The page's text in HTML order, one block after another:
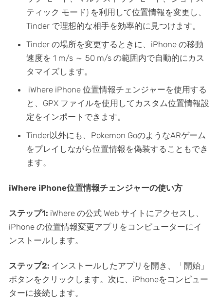
ティック モード) を利用して位置情報を変更し、
Tinder で理想的な相手を効率的に見つけます。
Tinder の場所を変更するときに、iPhone の移動
速度を 1 m/s ～ 50 m/s の範囲内で自動的にカス
タマイズします。
iWhere iPhone 位置情報チェンジャーを使用する
と、GPX ファイルを使用してカスタム位置情報設
定をインポートできます。
Tinder以外にも、Pokemon GoのようなARゲーム
をプレイしながら位置情報を偽装することもでき
ます。
iWhere iPhone位置情報チェンジャーの使い方
ステップ1: iWhere の公式 Web サイトにアクセスし、
iPhone の位置情報変更アプリをコンピューターにイ
ンストールします。
ステップ2: インストールしたアプリを開き、「開始」
ボタンをクリックします。次に、iPhoneをコンピュー
ターに接続します。